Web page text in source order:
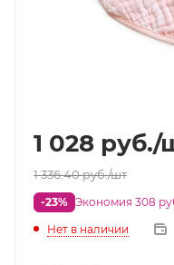
1 028 руб./
1 336.40руб./шт
-23% Экономия 308
Нет в наличии